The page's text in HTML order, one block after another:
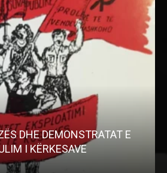
DHE DEMONSTRATAT E
I KËRKESAVE